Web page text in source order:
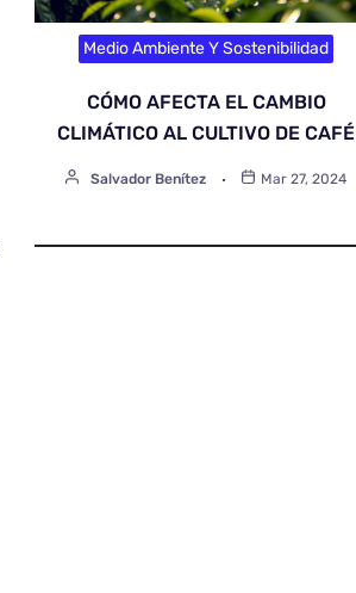
Medio Ambiente Y Sostenibilidad
CÓMO AFECTA EL CAMBIO
CLIMÁTICO AL CULTIVO DE CAFÉ
Salvador Benítez Mar 27, 2024